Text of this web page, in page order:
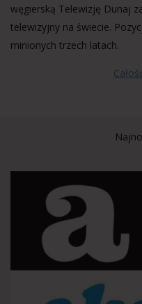
węgierską Telewizję Dunaj
telewizyjny na świecie.
minionych trzech latach.